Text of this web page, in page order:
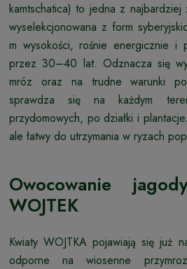
kamtschatica) to jedna z najbardziej
wyselekcjonowana z form
m wysokości, rośnie energicznie i
przez 30–40 lat. Odznacza się
mróz oraz na trudne warunki
sprawdza się na każdym
przydomowych, po działki i
ale łatwy do utrzymania w ryzach
Owocowanie
WOJTEK
Kwiaty WOJTKA pojawiają się już
odporne na wiosenne